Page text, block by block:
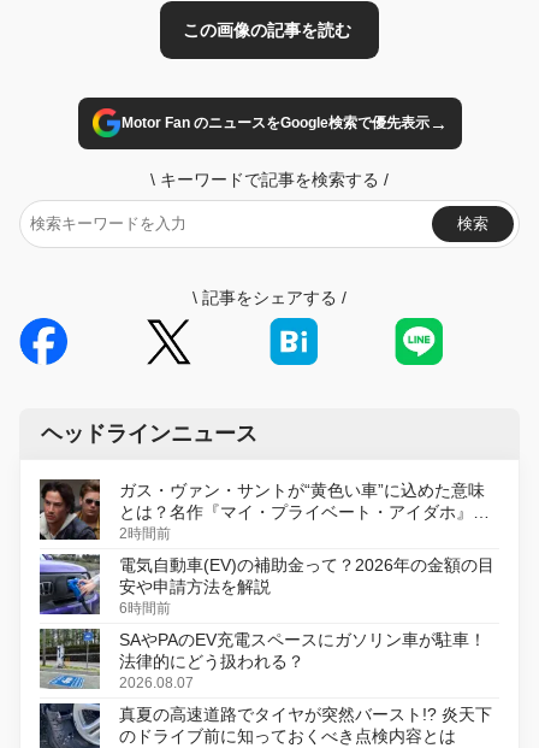
Motor Fan のニュースをGoogle検索で優先表示→
\ キーワードで記事を検索する /
検索
\ 記事をシェアする /
ヘッドラインニュース
ガス・ヴァン・サントが“黄色い車”に込めた意味
とは？名作『マイ・プライベート・アイダホ』が
初のデジタルリマスター版で復活
2時間前
電気自動車(EV)の補助金って？2026年の金額の目
安や申請方法を解説
6時間前
SAやPAのEV充電スペースにガソリン車が駐車！
法律的にどう扱われる？
2026.08.07
真夏の高速道路でタイヤが突然バースト!? 炎天下
のドライブ前に知っておくべき点検内容とは